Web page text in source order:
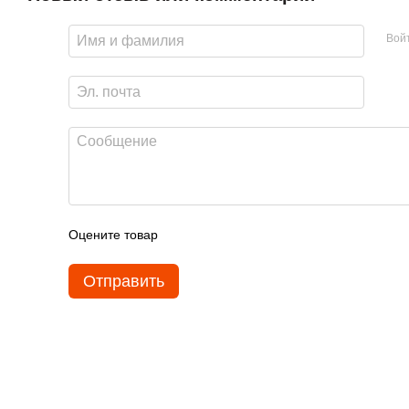
Оцените товар
Отправить